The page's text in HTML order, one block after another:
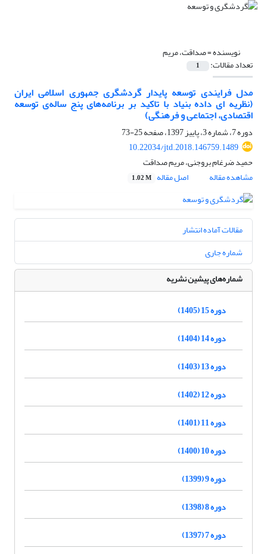
نویسنده =صداقت، مریم
تعداد مقالات: 1
مدل فرایندی توسعه پایدار گردشگری جمهوری اسلامی ایران
(نظریه ای داده بنیاد با تاکید بر برنامه‌های پنج‌ ساله‌ی توسعه
اقتصادی، اجتماعی و فرهنگی)
دوره 7، شماره 3، پاییز 1397، صفحه
25-73
10.22034/jtd.2018.146759.1489
حمید ضرغام بروجنی، مریم صداقت
مشاهده مقاله
اصل مقاله 1.02 M
مقالات آماده انتشار
شماره جاری
شماره‌های پیشین نشریه
دوره 15 (1405)
دوره 14 (1404)
دوره 13 (1403)
دوره 12 (1402)
دوره 11 (1401)
دوره 10 (1400)
دوره 9 (1399)
دوره 8 (1398)
دوره 7 (1397)